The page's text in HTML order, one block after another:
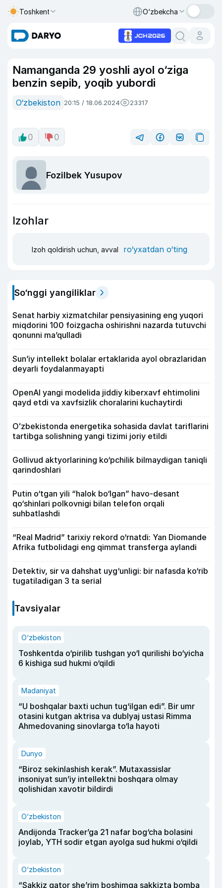
Toshkent O‘zbekcha
Namanganda 29 yoshli ayol o‘ziga
benzin sepib, yoqib yubordi
O‘zbekiston 20:15 / 18.06.2024 23317
0 0
Fozilbek Yusupov
Izohlar
Izoh qoldirish uchun, avval ro‘yxatdan o‘ting
So‘nggi yangiliklar
Senat harbiy xizmatchilar pensiyasining eng yuqori
miqdorini 100 foizgacha oshirishni nazarda tutuvchi
qonunni ma’qulladi
Sun’iy intellekt bolalar ertaklarida ayol obrazlaridan
deyarli foydalanmayapti
OpenAI yangi modelida jiddiy kiberxavf ehtimolini
qayd etdi va xavfsizlik choralarini kuchaytirdi
Oʻzbekistonda energetika sohasida davlat tariflarini
tartibga solishning yangi tizimi joriy etildi
Gollivud aktyorlarining ko‘pchilik bilmaydigan taniqli
qarindoshlari
Putin o‘tgan yili “halok bo‘lgan” havo-desant
qo‘shinlari polkovnigi bilan telefon orqali
suhbatlashdi
“Real Madrid” tarixiy rekord o‘rnatdi: Yan Diomande
Afrika futbolidagi eng qimmat transferga aylandi
Detektiv, sir va dahshat uyg‘unligi: bir nafasda ko‘rib
tugatiladigan 3 ta serial
Tavsiyalar
O‘zbekiston
Toshkentda o‘pirilib tushgan yo‘l qurilishi bo‘yicha
6 kishiga sud hukmi o‘qildi
Madaniyat
“U boshqalar baxti uchun tug‘ilgan edi”. Bir umr
otasini kutgan aktrisa va dublyaj ustasi Rimma
Ahmedovaning sinovlarga to‘la hayoti
Dunyo
“Biroz sekinlashish kerak”. Mutaxassislar
insoniyat sun’iy intellektni boshqara olmay
qolishidan xavotir bildirdi
O‘zbekiston
Andijonda Tracker’ga 21 nafar bog‘cha bolasini
joylab, YTH sodir etgan ayolga sud hukmi o‘qildi
O‘zbekiston
“Sakkiz qator she’rim boshimga sakkizta bomba